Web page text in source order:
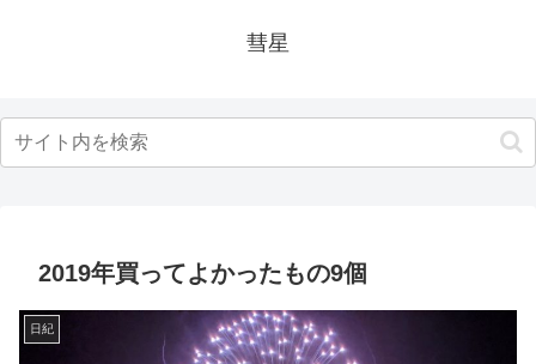
彗星
2019年買ってよかったもの9個
日紀